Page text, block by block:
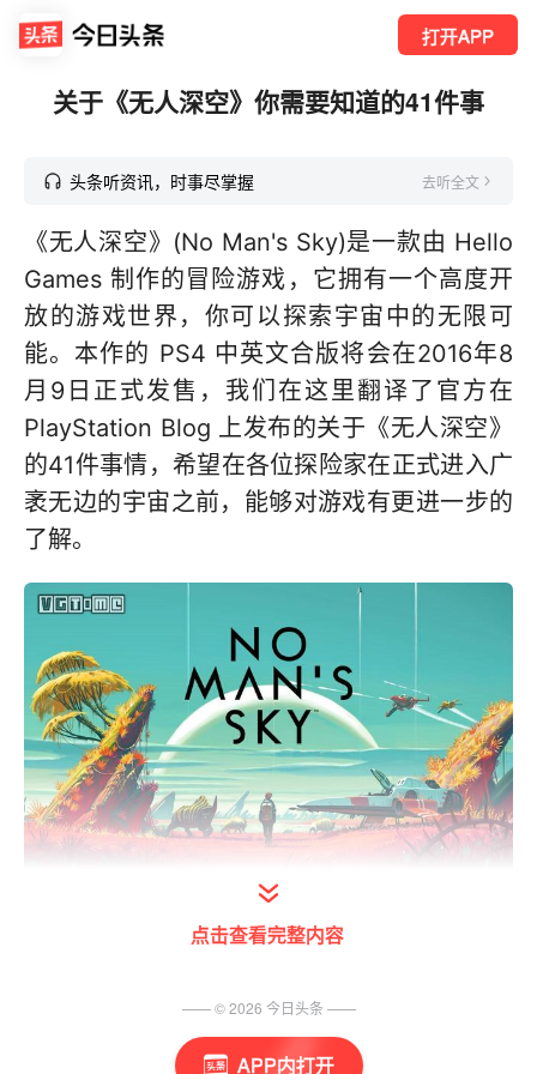
打开APP
APP内打开
关于《无人深空》你需要知道的41件事
头条听资讯，时事尽掌握 去听全文
《无人深空》(No Man's Sky)是一款由 Hello
Games 制作的冒险游戏，它拥有一个高度开
放的游戏世界，你可以探索宇宙中的无限可
能。本作的 PS4 中英文合版将会在2016年8
月9日正式发售，我们在这里翻译了官方在
PlayStation Blog 上发布的关于《无人深空》
的41件事情，希望在各位探险家在正式进入广
袤无边的宇宙之前，能够对游戏有更进一步的
了解。
计算机并不能真正的实现无限。但是这片宇宙
点击查看完整内容
—— ©2026 今日头条 ——